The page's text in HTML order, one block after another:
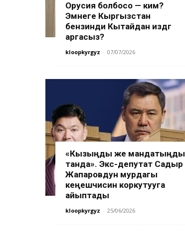
Орусия болбосо — ким?
Эмнеге Кыргызстан
бензинди Кытайдан издөөгө
аргасыз?
kloopkyrgyz - 07/07/2026
«Кызыңды же мандатыңды
танда». Экс-депутат Садыр
Жапаровдун мурдагы
кеңешчисин коркутууга
айыптады
kloopkyrgyz - 25/06/2026